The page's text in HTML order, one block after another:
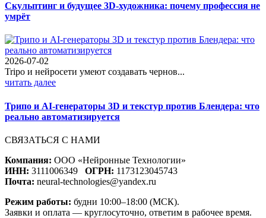
Скульптинг и будущее 3D-художника: почему профессия не
умрёт
2026-07-02
Tripo и нейросети умеют создавать чернов...
читать далее
Трипо и AI-генераторы 3D и текстур против Блендера: что
реально автоматизируется
СВЯЗАТЬСЯ С НАМИ
Компания: ООО «Нейронные Технологии»
ИНН: 3111006349 ОГРН: 1173123045743
Почта: neural-technologies@yandex.ru
Режим работы: будни 10:00–18:00 (МСК).
Заявки и оплата — круглосуточно, ответим в рабочее время.